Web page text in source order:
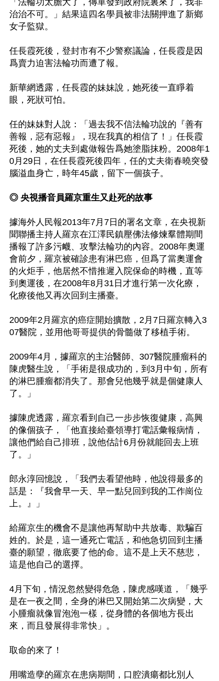
治治不可。」結果這四名學員被非法關押進了新鄉
女子監獄。
任長霞死後，登封市有不少警察議論，任長霞是因
爲賣力迫害法輪功而遭了報。
新華網透露，任長霞的妹妹說，她死後一直睜着
眼，死狀可怕。
任的妹妹對人說：「過去我不信法輪功說的『善有
善報，惡有惡報』，現在我真的相信了！」任長霞
死後，她的丈夫到處做報告爲她塗脂抹粉。2008年1
0月29日，在任長霞死後四年，任的丈夫衛春曉突發
腦溢血身亡，時年45歲，留下一個孩子。
◎ 央視播音員羅京重生又赴死的故事
據海外人民報2013年7月7日的署名文章，在央視新
聞聯播主持人羅京在江澤民鎮壓佛法修煉羣體期間
播報了許多污衊、攻擊法輪功的內容。2008年奧運
會前夕，羅京被確診患有淋巴癌，但爲了當奧運會
的火炬手，他居然不惜推遲入院保命的時機，直等
到奧運後，在2008年8月31日才進行第一次化療，
化療後他又再次回到主播臺。
2009年2月羅京的癌症開始擴散，2月7日羅京轉入3
07醫院，並用他哥哥提供的骨髓做了移植手術。
2009年4月，據羅京的主治醫師、307醫院腫瘤科的
陳虎醫生說，「手術是很成功的，到3月中旬，所有
的淋巴腫瘤都消失了。那會兒他幾乎就是個健康人
了。」
據陳虎透露，羅京看到自己一步步恢復健康，高興
的像個孩子，「他直接給臺領導打電話彙報病情，
讓他們給自己排班，說他估計6月份就能回去上班
了。」
郎永淳回憶說，「我們去看望他時，他說得最多的
話是：『我會早一天、早一點兒回到我的工作崗位
上。』」
給羅京生的機會不是讓他再幫助中共放毒、欺騙百
姓的。於是，這一通死亡電話，和他急切回到主播
臺的願望，徹底要了他的命。這不是上天不慈悲，
這是他自己的選擇。
4月下旬，情況忽然變得危急，陳虎感嘆道，「幾乎
是在一夜之間，全身的淋巴又開始第二次病變，大
小腫瘤就像冒泡泡一樣，從身體的各個地方長出
來，而且發展得非常快」。
取命的來了！
用嘴造孽的羅京在患病期間，口腔潰瘍都比別人